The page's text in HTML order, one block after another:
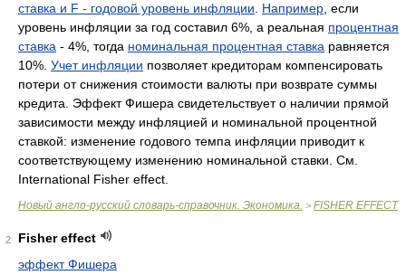
ставка и F - годовой уровень инфляции
Например , если
уровень инфляции за год составил 6%, а реальная процентная
ставка - 4%, тогда номинальная процентная ставка равняется
10%. Учет инфляции позволяет кредиторам компенсировать
потери от снижения стоимости валюты при возврате суммы
кредита. Эффект Фишера свидетельствует о наличии прямой
зависимости между инфляцией и номинальной процентной
ставкой: изменение годового темпа инфляции приводит к
соответствующему изменению номинальной ставки. См.
International Fisher effect.
Новый англо-русский словарь-справочник. Экономика. > FISHER EFFECT
2
Fisher effect
эффект Фишера